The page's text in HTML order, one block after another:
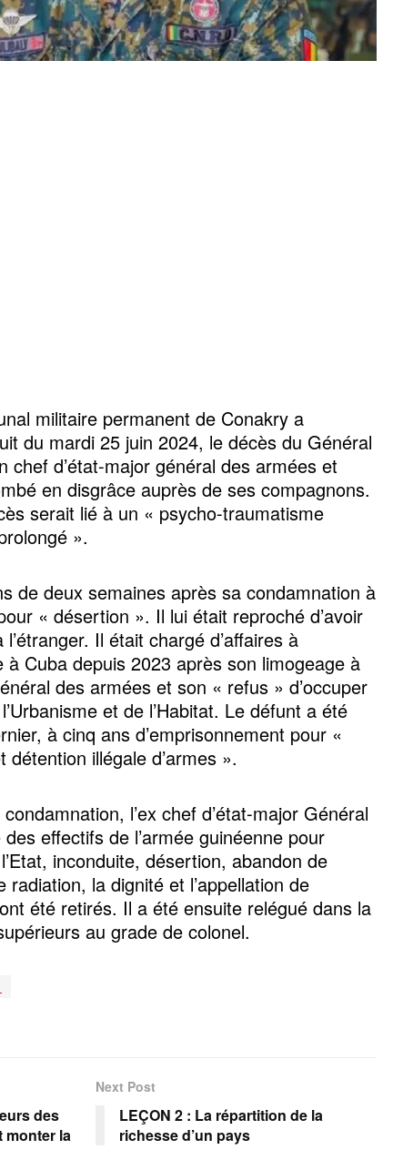
militaire permanent de Conakry a
du mardi 25 juin 2024, le décès du Général
chef d’état-major général des armées et
en disgrâce auprès de ses compagnons.
serait lié à un « psycho-traumatisme
».
de deux semaines après sa condamnation à
« désertion ». Il lui était reproché d’avoir
Il était chargé d’affaires à
à Cuba depuis 2023 après son limogeage à
des armées et son « refus » d’occuper
et de l’Habitat. Le défunt a été
à cinq ans d’emprisonnement pour «
détention illégale d’armes ».
l’ex chef d’état-major Général
effectifs de l’armée guinéenne pour
inconduite, désertion, abandon de
radiation, la dignité et l’appellation de
été retirés. Il a été ensuite relégué dans la
au grade de colonel.
des
monter la
Next Post
LEÇON 2 : La répartition de la
richesse d’un pays